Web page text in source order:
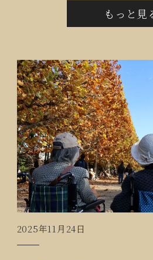
れていました。初めは緊張して
もっと見
2025年11月24日